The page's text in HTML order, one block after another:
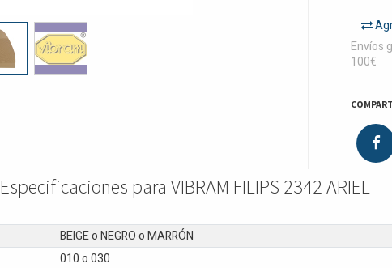
Envíos
100€
Especificaciones para VIBRAM FILIPS 2342 ARIEL
BEIGEoNEGROoMARRÓN
010o030